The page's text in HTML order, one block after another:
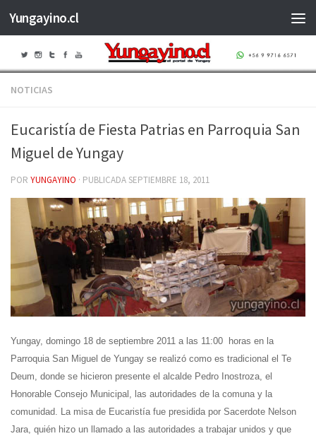
Saltar al contenido
Yungayino.cl
NOTICIAS
Eucaristía de Fiesta Patrias en Parroquia San
Miguel de Yungay
POR YUNGAYINO · PUBLICADASEPTIEMBRE 18, 2011
Yungay, domingo 18 de septiembre 2011 a las 11:00 horas en la
Parroquia San Miguel de Yungay se realizó como es tradicional el Te
Deum, donde se hicieron presente el alcalde Pedro Inostroza, el
Honorable Consejo Municipal, las autoridades de la comuna y la
comunidad. La misa de Eucaristía fue presidida por Sacerdote Nelson
Jara, quién hizo un llamado a las autoridades a trabajar unidos y que